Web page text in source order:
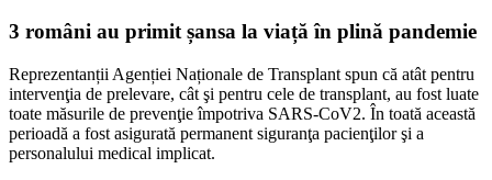
3 români au primit șansa la viață în plină pandemie
Reprezentanții Agenției Naționale de Transplant spun că atât pentru
intervenţia de prelevare, cât şi pentru cele de transplant, au fost luate
toate măsurile de prevenţie împotriva SARS-CoV2. În toată această
perioadă a fost asigurată permanent siguranţa pacienţilor şi a
personalului medical implicat.